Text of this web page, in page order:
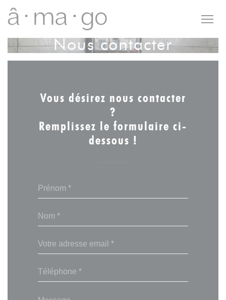
Personnalisation de vos choix en matière de cookies
Nous contacter
Vous désirez nous contacter
?
Remplissez le formulaire ci-
dessous !